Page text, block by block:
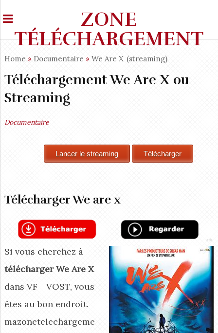
ZONE
TÉLÉCHARGEMENT
Home » Documentaire » We Are X (streaming)
Téléchargement We Are X ou
Streaming
Documentaire
Télécharger We are x
Si vous cherchez à
télécharger We Are X
dans VF - VOST, vous
êtes au bon endroit.
mazonetelechargeme